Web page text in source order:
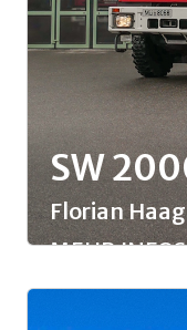
SW
Florian
MEHR INFOS